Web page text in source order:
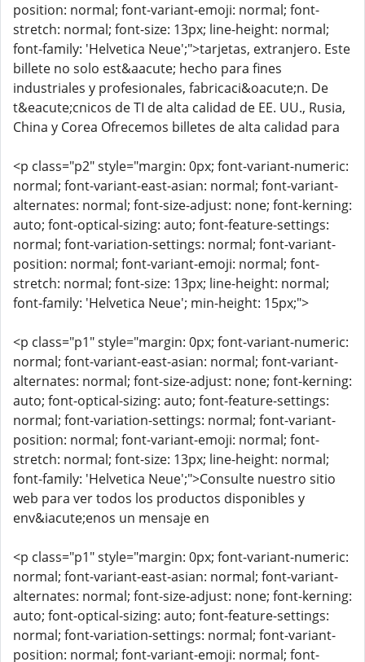
position: normal; font-variant-emoji: normal; font-
stretch: normal; font-size: 13px; line-height: normal;
font-family: 'Helvetica Neue';">tarjetas, extranjero. Este
billete no solo est&aacute; hecho para fines
industriales y profesionales, fabricaci&oacute;n. De
t&eacute;cnicos de TI de alta calidad de EE. UU., Rusia,
China y Corea Ofrecemos billetes de alta calidad para
<p class="p2" style="margin: 0px; font-variant-numeric:
normal; font-variant-east-asian: normal; font-variant-
alternates: normal; font-size-adjust: none; font-kerning:
auto; font-optical-sizing: auto; font-feature-settings:
normal; font-variation-settings: normal; font-variant-
position: normal; font-variant-emoji: normal; font-
stretch: normal; font-size: 13px; line-height: normal;
font-family: 'Helvetica Neue'; min-height: 15px;">
<p class="p1" style="margin: 0px; font-variant-numeric:
normal; font-variant-east-asian: normal; font-variant-
alternates: normal; font-size-adjust: none; font-kerning:
auto; font-optical-sizing: auto; font-feature-settings:
normal; font-variation-settings: normal; font-variant-
position: normal; font-variant-emoji: normal; font-
stretch: normal; font-size: 13px; line-height: normal;
font-family: 'Helvetica Neue';">Consulte nuestro sitio
web para ver todos los productos disponibles y
env&iacute;enos un mensaje en
<p class="p1" style="margin: 0px; font-variant-numeric:
normal; font-variant-east-asian: normal; font-variant-
alternates: normal; font-size-adjust: none; font-kerning:
auto; font-optical-sizing: auto; font-feature-settings:
normal; font-variation-settings: normal; font-variant-
position: normal; font-variant-emoji: normal; font-